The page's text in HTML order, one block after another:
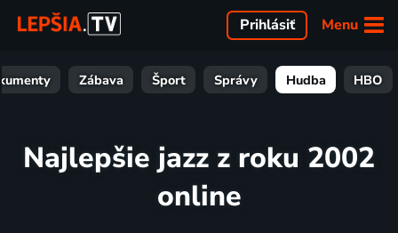
Menu
Prihlásiť
Zábava Šport Správy Hudba HBO
Najlepšie jazz z roku 2002
online